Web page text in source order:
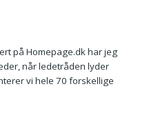
på Homepage.dk har jeg
når ledetråden lyder
vi hele 70 forskellige